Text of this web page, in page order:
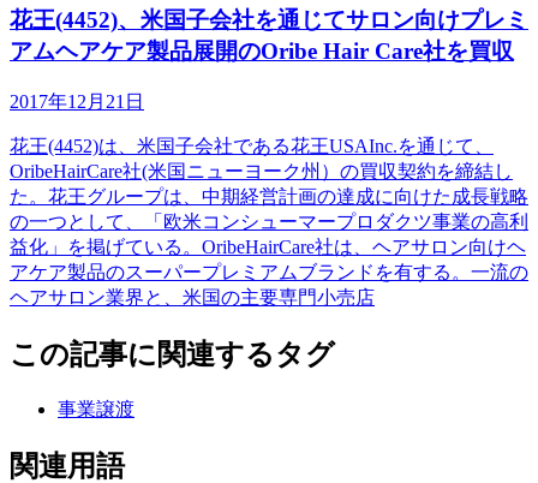
花王(4452)、米国子会社を通じてサロン向けプレミ
アムヘアケア製品展開のOribe Hair Care社を買収
2017年12月21日
花王(4452)は、米国子会社である花王USAInc.を通じて、
OribeHairCare社(米国ニューヨーク州）の買収契約を締結し
た。花王グループは、中期経営計画の達成に向けた成長戦略
の一つとして、「欧米コンシューマープロダクツ事業の高利
益化」を掲げている。OribeHairCare社は、ヘアサロン向けヘ
アケア製品のスーパープレミアムブランドを有する。一流の
ヘアサロン業界と、米国の主要専門小売店
この記事に関連するタグ
事業譲渡
関連用語